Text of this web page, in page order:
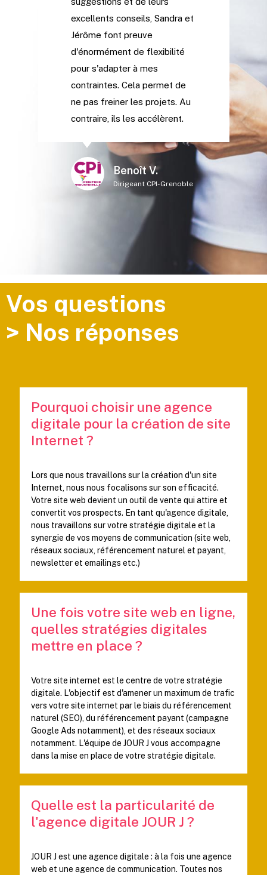
excellents conseils, Sandra et
Jérôme font preuve
d'énormément de flexibilité
pour s'adapter à mes
contraintes. Cela permet de
ne pas freiner les projets. Au
contraire, ils les accélèrent.
Benoît V.
Dirigeant CPI-Grenoble
Vos questions
> Nos réponses
Pourquoi choisir une agence
digitale pour la création de site
Internet ?
Lors que nous travaillons sur la création d'un site
Internet, nous nous focalisons sur son efficacité.
Votre site web devient un outil de vente qui attire et
convertit vos prospects. En tant qu'agence digitale,
nous travaillons sur votre stratégie digitale et la
synergie de vos moyens de communication (site web,
réseaux sociaux, référencement naturel et payant,
newsletter et emailings etc.)
Une fois votre site web en ligne,
quelles stratégies digitales
mettre en place ?
Votre site internet est le centre de votre stratégie
digitale. L'objectif est d'amener un maximum de trafic
vers votre site internet par le biais du référencement
naturel (SEO), du référencement payant (campagne
Google Ads notamment), et des réseaux sociaux
notamment. L'équipe de JOUR J vous accompagne
dans la mise en place de votre stratégie digitale.
Quelle est la particularité de
l'agence digitale JOUR J ?
JOUR J est une agence digitale : à la fois une agence
web et une agence de communication. Toutes nos